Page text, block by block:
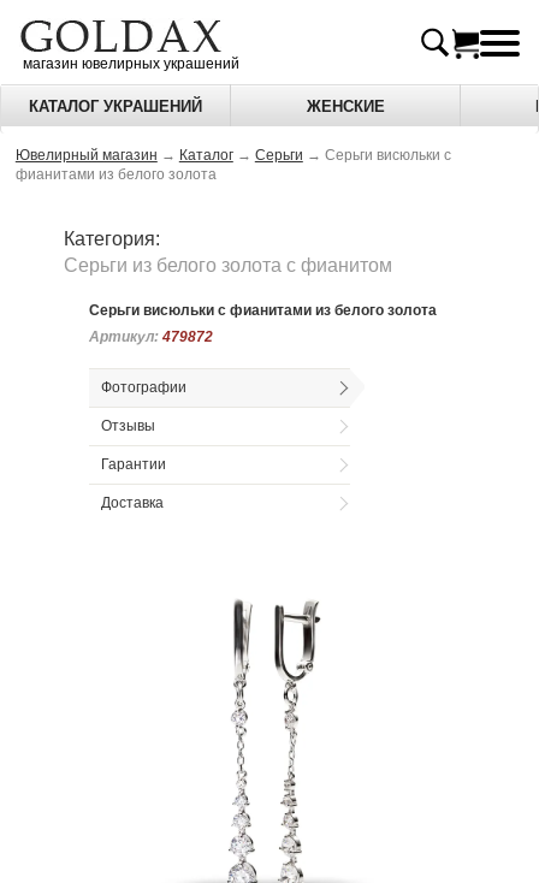
магазин ювелирных украшений
КАТАЛОГ УКРАШЕНИЙ ЖЕНСКИЕ
Ювелирный магазин → Каталог → Серьги → Серьги висюльки с
фианитами из белого золота
Категория:
Серьги из белого золота c фианитом
Серьги висюльки с фианитами из белого золота
Артикул: 479872
Артикул: 479872
Фотографии
Отзывы
Гарантии
Доставка